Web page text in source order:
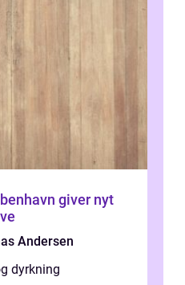
giver nyt
Andersen
dyrkning